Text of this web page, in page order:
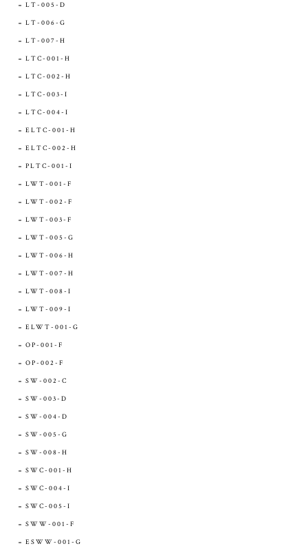
LT-005-D
LT-006-G
LT-007-H
LTC-001-H
LTC-002-H
LTC-003-I
LTC-004-I
ELTC-001-H
ELTC-002-H
PLTC-001-I
LWT-001-F
LWT-002-F
LWT-003-F
LWT-005-G
LWT-006-H
LWT-007-H
LWT-008-I
LWT-009-I
ELWT-001-G
OP-001-F
OP-002-F
SW-002-C
SW-003-D
SW-004-D
SW-005-G
SW-008-H
SWC-001-H
SWC-004-I
SWC-005-I
SWW-001-F
ESWW-001-G